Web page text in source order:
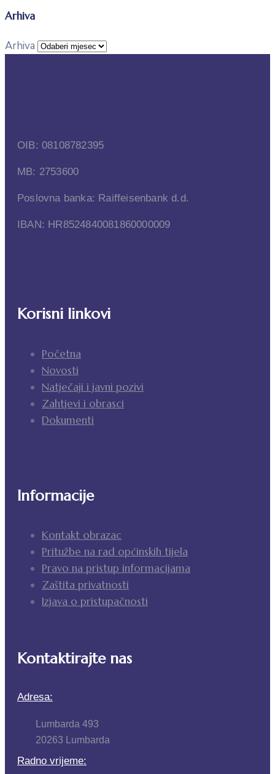
Arhiva
Arhiva
OIB: 08108782395
MB: 2753600
Poslovna banka: Raiffeisenbank d.d.
IBAN: HR8524840081860000009
Korisni linkovi
Početna
Novosti
Natječaji i javni pozivi
Zahtjevi i obrasci
Dokumenti
Informacije
Kontakt obrazac
Pritužbe na rad općinskih tijela
Pravo na pristup informacijama
Zaštita privatnosti
Izjava o pristupačnosti
Kontaktirajte nas
Adresa:
Lumbarda 493
20263 Lumbarda
Radno vrijeme: